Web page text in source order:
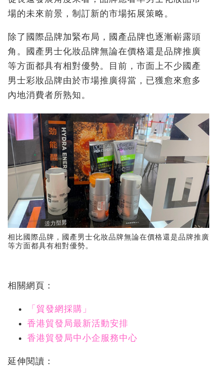
場的未來前景，制訂新的市場拓展策略。
除了國際品牌加緊布局，國產品牌也逐漸嶄露頭
角。國產男士化妝品牌無論在價格還是品牌推廣
等方面都具有相對優勢。目前，市面上不少國產
男士彩妝品牌由於市場推廣得當，已獲愈來愈多
內地消費者所熟知。
相比國際品牌，國產男士化妝品牌無論在價格還是品牌推廣
等方面都具有相對優勢。
相關網頁：
「貿發網採購」
香港貿發局最新活動安排
香港貿發局中小企服務中心
延伸閱讀：